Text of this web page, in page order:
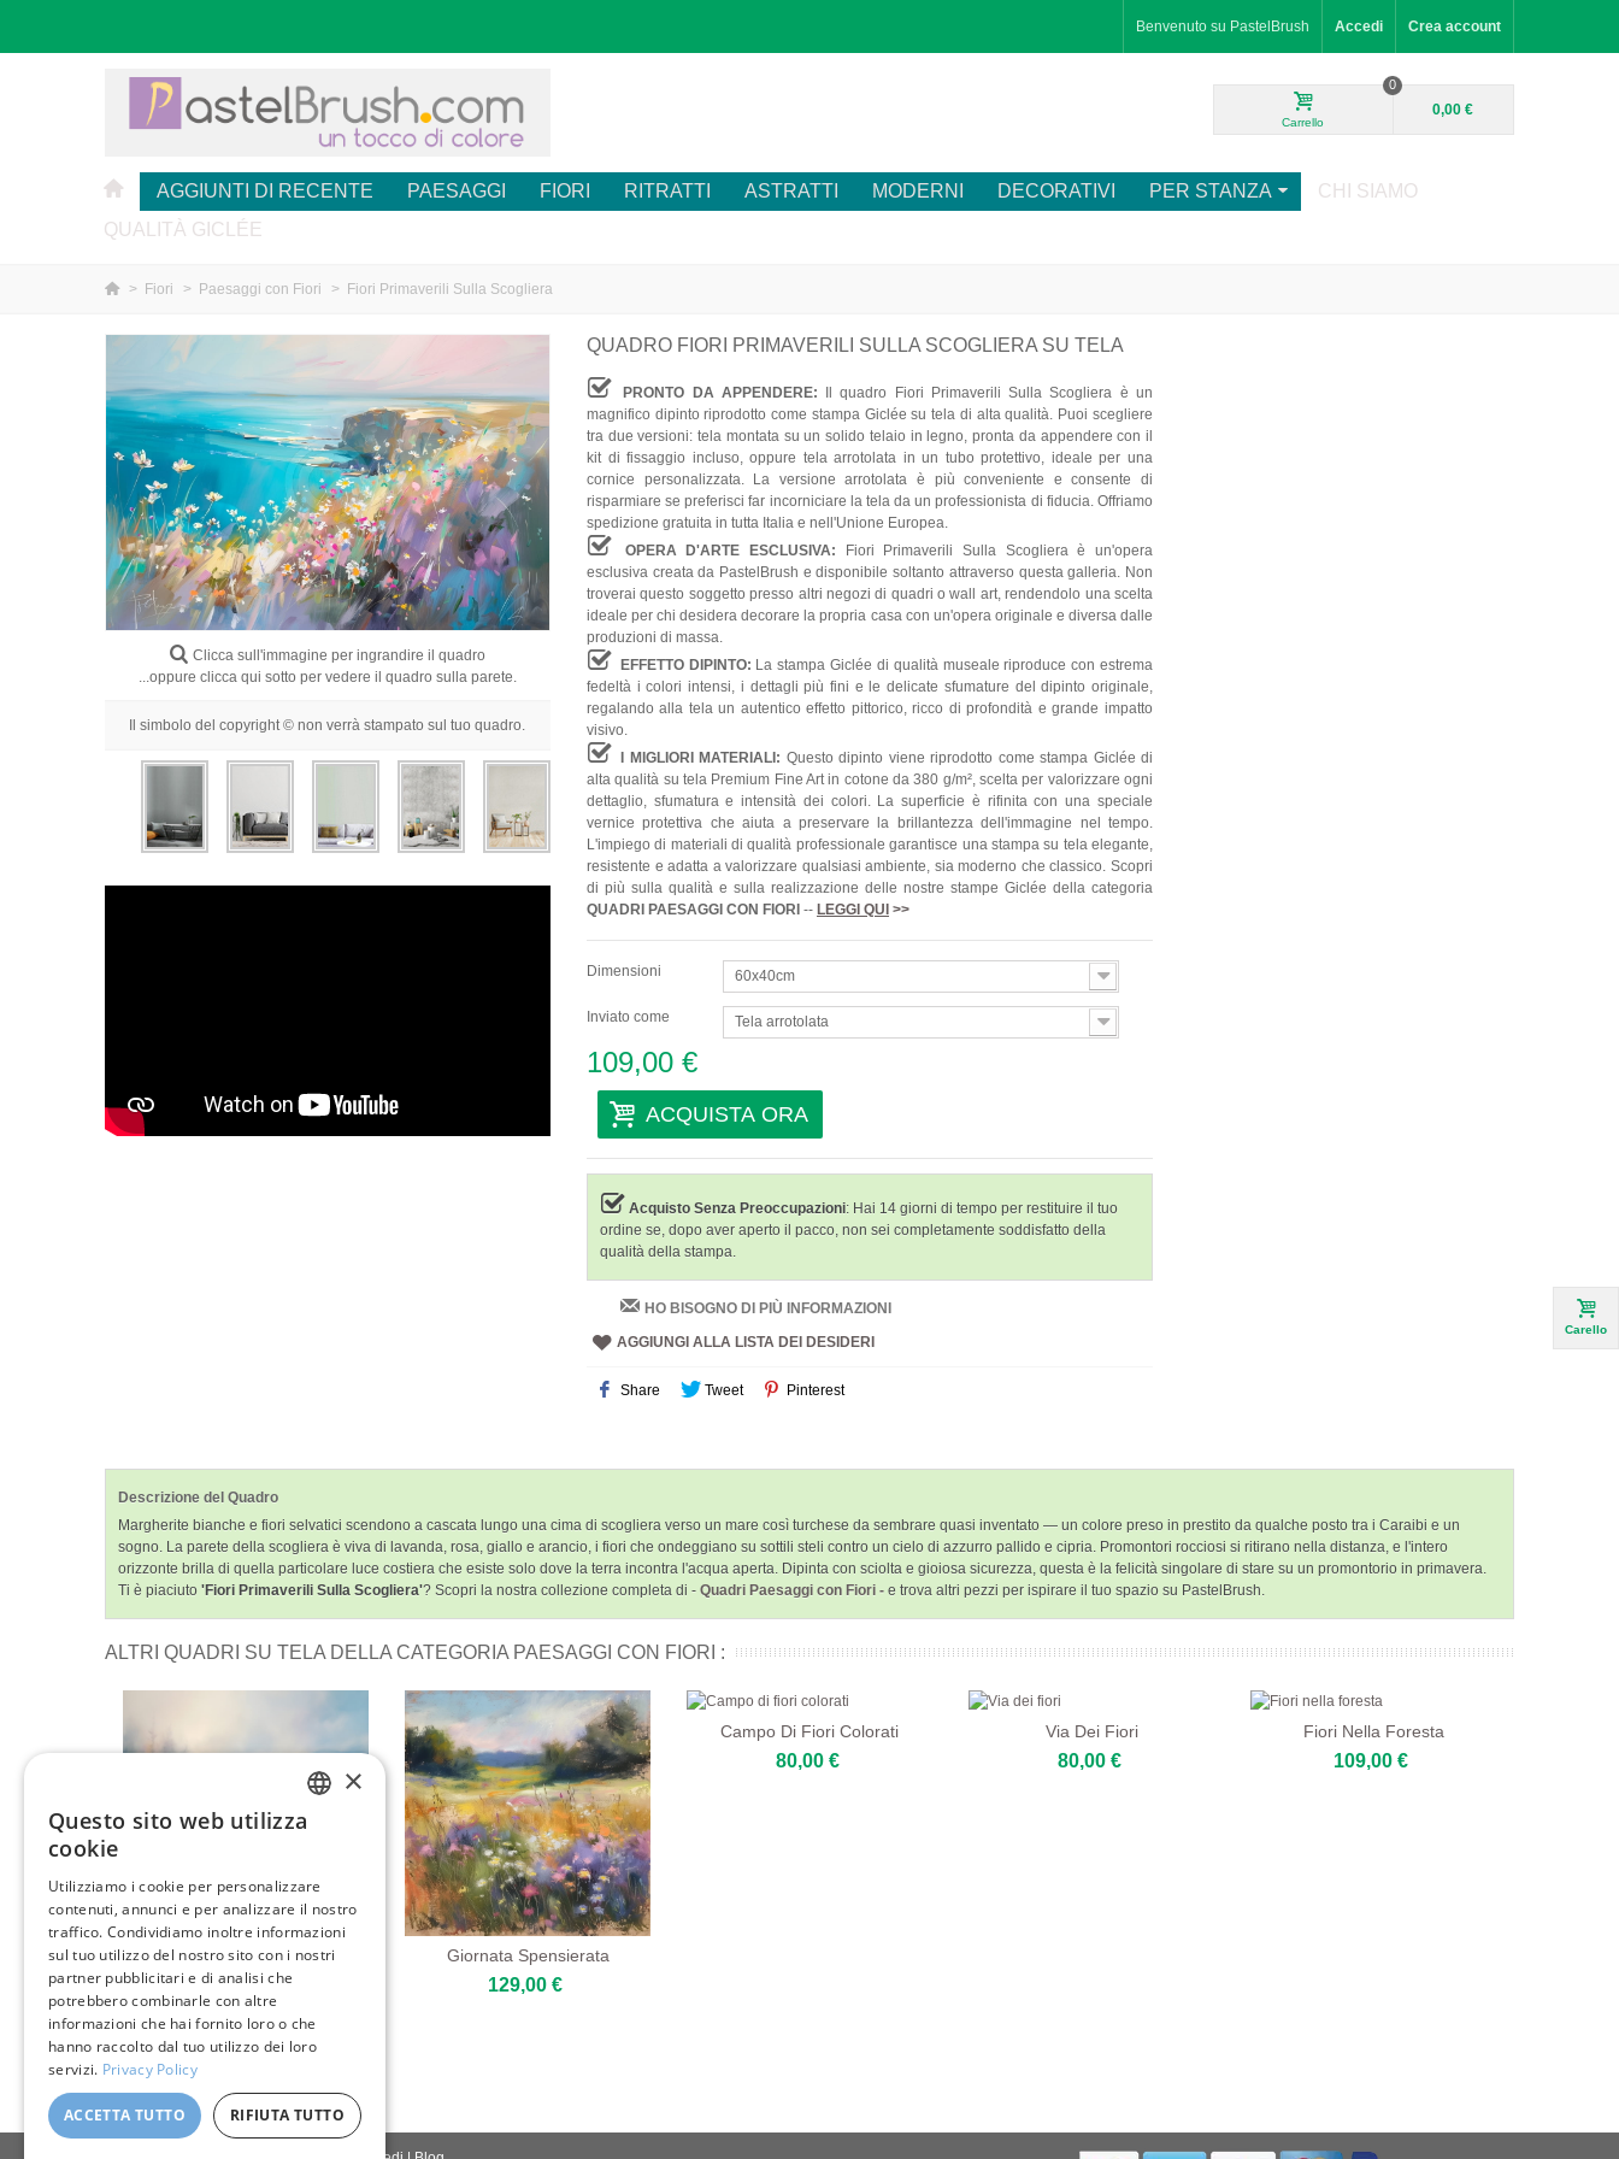
Benvenuto su PastelBrush Accedi Crea account
Carrello
0
0,00 €
AGGIUNTI DI RECENTE PAESAGGI FIORI RITRATTI ASTRATTI MODERNI DECORATIVI PER STANZA
CHI SIAMO
QUALITÀ GICLÉE
> Fiori > Paesaggi con Fiori > Fiori Primaverili Sulla Scogliera
Clicca sull'immagine per ingrandire il quadro
...oppure clicca qui sotto per vedere il quadro sulla parete.
Il simbolo del copyright © non verrà stampato sul tuo quadro.
QUADRO FIORI PRIMAVERILI SULLA SCOGLIERA SU TELA
PRONTO DA APPENDERE: Il quadro Fiori Primaverili Sulla Scogliera è un
magnifico dipinto riprodotto come stampa Giclée su tela di alta qualità. Puoi scegliere
tra due versioni: tela montata su un solido telaio in legno, pronta da appendere con il
kit di fissaggio incluso, oppure tela arrotolata in un tubo protettivo, ideale per una
cornice personalizzata. La versione arrotolata è più conveniente e consente di
risparmiare se preferisci far incorniciare la tela da un professionista di fiducia. Offriamo
spedizione gratuita in tutta Italia e nell'Unione Europea.
OPERA D'ARTE ESCLUSIVA: Fiori Primaverili Sulla Scogliera è un'opera
esclusiva creata da PastelBrush e disponibile soltanto attraverso questa galleria. Non
troverai questo soggetto presso altri negozi di quadri o wall art, rendendolo una scelta
ideale per chi desidera decorare la propria casa con un'opera originale e diversa dalle
produzioni di massa.
EFFETTO DIPINTO: La stampa Giclée di qualità museale riproduce con estrema
fedeltà i colori intensi, i dettagli più fini e le delicate sfumature del dipinto originale,
regalando alla tela un autentico effetto pittorico, ricco di profondità e grande impatto
visivo.
I MIGLIORI MATERIALI: Questo dipinto viene riprodotto come stampa Giclée di
alta qualità su tela Premium Fine Art in cotone da 380 g/m², scelta per valorizzare ogni
dettaglio, sfumatura e intensità dei colori. La superficie è rifinita con una speciale
vernice protettiva che aiuta a preservare la brillantezza dell'immagine nel tempo.
L'impiego di materiali di qualità professionale garantisce una stampa su tela elegante,
resistente e adatta a valorizzare qualsiasi ambiente, sia moderno che classico. Scopri
di più sulla qualità e sulla realizzazione delle nostre stampe Giclée della categoria
QUADRI PAESAGGI CON FIORI-- LEGGI QUI>>
Dimensioni 60x40cm
Inviato come Tela arrotolata
109,00 €
ACQUISTA ORA
Acquisto Senza Preoccupazioni: Hai 14 giorni di tempo per restituire il tuo
ordine se, dopo aver aperto il pacco, non sei completamente soddisfatto della
qualità della stampa.
HO BISOGNO DI PIÙ INFORMAZIONI
AGGIUNGI ALLA LISTA DEI DESIDERI
Share Tweet Pinterest
Descrizione del Quadro
Margherite bianche e fiori selvatici scendono a cascata lungo una cima di scogliera verso un mare così turchese da sembrare quasi inventato — un colore preso in prestito da qualche posto tra i Caraibi e un
sogno. La parete della scogliera è viva di lavanda, rosa, giallo e arancio, i fiori che ondeggiano su sottili steli contro un cielo di azzurro pallido e cipria. Promontori rocciosi si ritirano nella distanza, e l'intero
orizzonte brilla di quella particolare luce costiera che esiste solo dove la terra incontra l'acqua aperta. Dipinta con sciolta e gioiosa sicurezza, questa è la felicità singolare di stare su un promontorio in primavera.
Ti è piaciuto 'Fiori Primaverili Sulla Scogliera'? Scopri la nostra collezione completa di - Quadri Paesaggi con Fiori - e trova altri pezzi per ispirare il tuo spazio su PastelBrush.
ALTRI QUADRI SU TELA DELLA CATEGORIA PAESAGGI CON FIORI :
Paesaggio Lacustre Nebbioso
80,00 €
Giornata Spensierata
129,00 €
Campo Di Fiori Colorati
80,00 €
Via Dei Fiori
80,00 €
Fiori Nella Foresta
109,00 €
Carello
GERMAN
FRENCH
×
Questo sito web utilizza
cookie
Utilizziamo i cookie per personalizzare
contenuti, annunci e per analizzare il nostro
traffico. Condividiamo inoltre informazioni
sul tuo utilizzo del nostro sito con i nostri
partner pubblicitari e di analisi che
potrebbero combinarle con altre
informazioni che hai fornito loro o che
hanno raccolto dal tuo utilizzo dei loro
servizi. Privacy Policy
ACCETTA TUTTO RIFIUTA TUTTO